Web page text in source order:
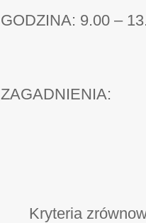
GODZINA: 9.00 –
ZAGADNIENIA:
Kryteria